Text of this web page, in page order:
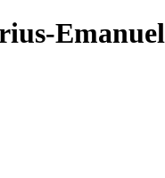
Emanuel